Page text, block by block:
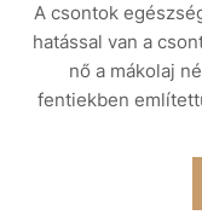
A csontok
hatással van a
nő a mákolaj
fentiekben